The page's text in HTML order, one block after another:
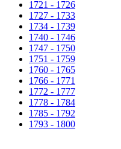
1721 - 1726
1727 - 1733
1734 - 1739
1740 - 1746
1747 - 1750
1751 - 1759
1760 - 1765
1766 - 1771
1772 - 1777
1778 - 1784
1785 - 1792
1793 - 1800